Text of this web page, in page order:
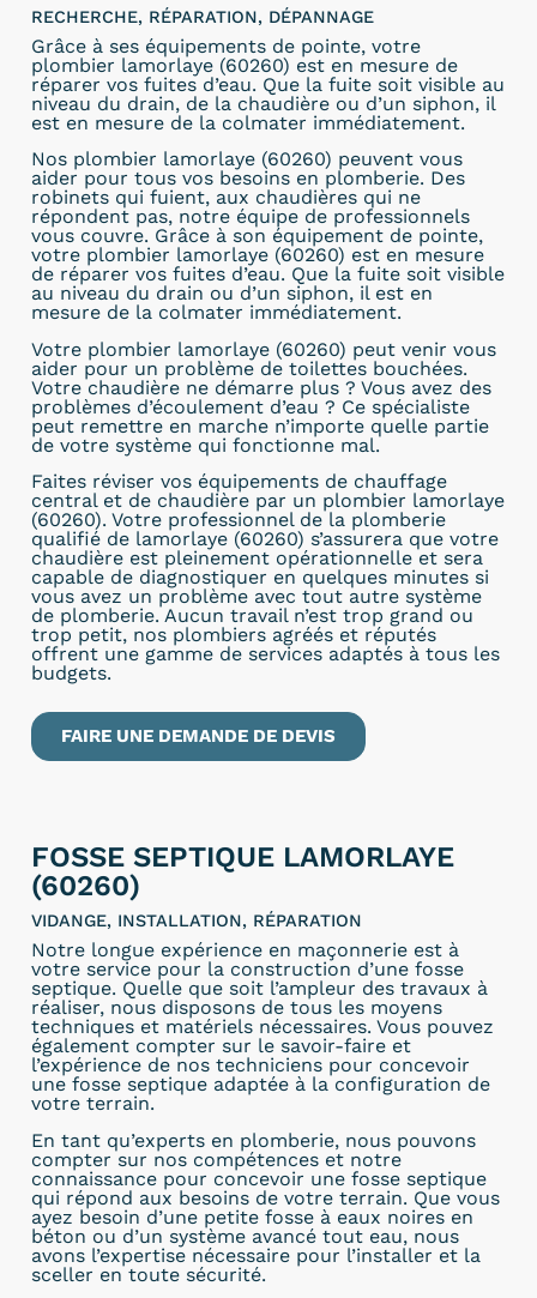
RECHERCHE, RÉPARATION, DÉPANNAGE
Grâce à ses équipements de pointe, votre
plombier lamorlaye (60260) est en mesure de
réparer vos fuites d’eau. Que la fuite soit visible au
niveau du drain, de la chaudière ou d’un siphon, il
est en mesure de la colmater immédiatement.
Nos plombier lamorlaye (60260) peuvent vous
aider pour tous vos besoins en plomberie. Des
robinets qui fuient, aux chaudières qui ne
répondent pas, notre équipe de professionnels
vous couvre. Grâce à son équipement de pointe,
votre plombier lamorlaye (60260) est en mesure
de réparer vos fuites d’eau. Que la fuite soit visible
au niveau du drain ou d’un siphon, il est en
mesure de la colmater immédiatement.
Votre plombier lamorlaye (60260) peut venir vous
aider pour un problème de toilettes bouchées.
Votre chaudière ne démarre plus ? Vous avez des
problèmes d’écoulement d’eau ? Ce spécialiste
peut remettre en marche n’importe quelle partie
de votre système qui fonctionne mal.
Faites réviser vos équipements de chauffage
central et de chaudière par un plombier lamorlaye
(60260). Votre professionnel de la plomberie
qualifié de lamorlaye (60260) s’assurera que votre
chaudière est pleinement opérationnelle et sera
capable de diagnostiquer en quelques minutes si
vous avez un problème avec tout autre système
de plomberie. Aucun travail n’est trop grand ou
trop petit, nos plombiers agréés et réputés
offrent une gamme de services adaptés à tous les
budgets.
FAIRE UNE DEMANDE DE DEVIS
FOSSE SEPTIQUE LAMORLAYE
(60260)
VIDANGE, INSTALLATION, RÉPARATION
Notre longue expérience en maçonnerie est à
votre service pour la construction d’une fosse
septique. Quelle que soit l’ampleur des travaux à
réaliser, nous disposons de tous les moyens
techniques et matériels nécessaires. Vous pouvez
également compter sur le savoir-faire et
l’expérience de nos techniciens pour concevoir
une fosse septique adaptée à la configuration de
votre terrain.
En tant qu’experts en plomberie, nous pouvons
compter sur nos compétences et notre
connaissance pour concevoir une fosse septique
qui répond aux besoins de votre terrain. Que vous
ayez besoin d’une petite fosse à eaux noires en
béton ou d’un système avancé tout eau, nous
avons l’expertise nécessaire pour l’installer et la
sceller en toute sécurité.